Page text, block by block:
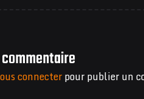
connecterpour publier un